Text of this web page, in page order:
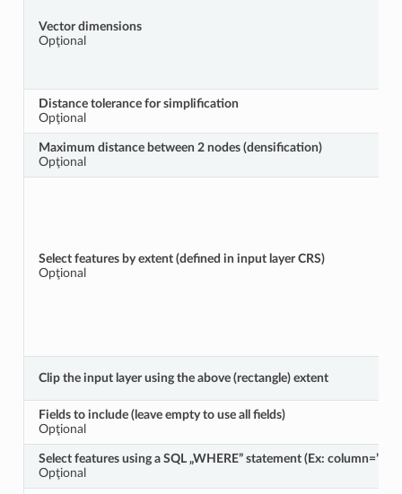
Vector dimensions
Opţional
Distance tolerance for simplification
Opţional
Maximum distance between 2 nodes (densification)
Opţional
Select features by extent (defined in input layer CRS)
Opţional
Clip the input layer using the above (rectangle) extent
Fields to include (leave empty to use all fields)
Opţional
Select features using a SQL „WHERE” statement (Ex:
Opţional